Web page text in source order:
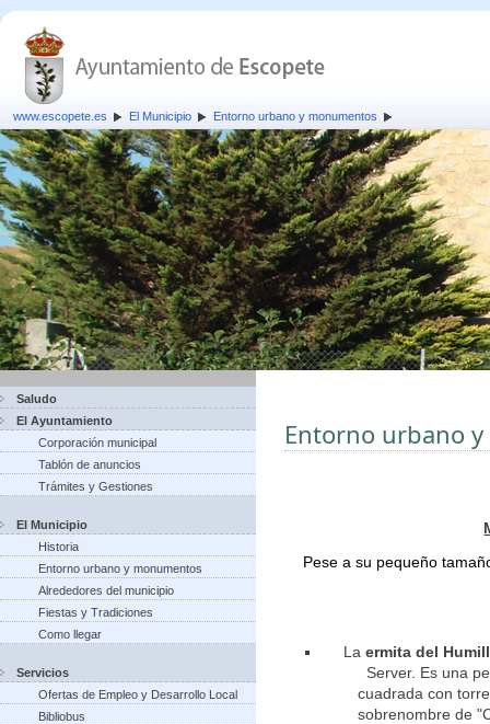
www.escopete.es El Municipio Entorno urbano y monumentos
Saludo
El Ayuntamiento
Corporación municipal
Tablón de anuncios
Trámites y Gestiones
El Municipio
Historia
Entorno urbano y monumentos
Alrededores del municipio
Fiestas y Tradiciones
Como llegar
Servicios
Ofertas de Empleo y Desarrollo Local
Bibliobus
Entorno urbano
Pese a su pequeño
La ermita del
Server. Es una
cuadrada con
sobrenombre de